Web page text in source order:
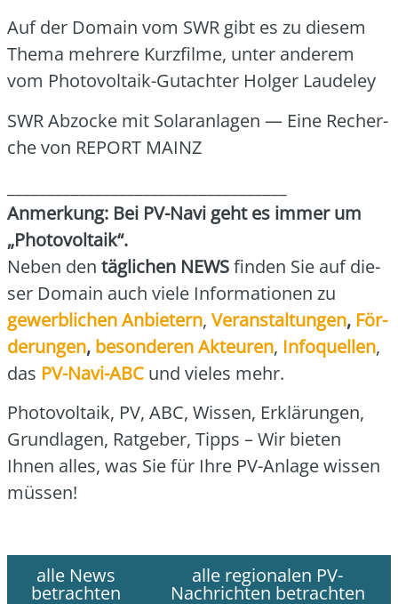
Auf der Domain vom SWR gibt es zu die­sem
The­ma meh­re­re Kurz­fil­me, unter ande­rem
vom Pho­to­vol­ta­ik-Gut­ach­ter Hol­ger Lau­de­ley
SWR Abzo­cke mit Solar­an­la­gen — Eine Recher­
che von REPORT MAINZ
Anmer­kung: Bei PV-Navi geht es immer um
„Pho­to­vol­ta­ik“.
Neben den täg­li­chen NEWSfin­den Sie auf die­
ser Domain auch vie­le Infor­ma­tio­nen zu
gewerb­li­chen Anbie­tern, Ver­an­stal­tun­gen, För­
de­run­gen, beson­de­ren Akteu­ren, Info­quel­len,
das PV-Navi-ABC und vie­les mehr.
Pho­to­vol­ta­ik, PV, ABC, Wis­sen, Erklä­run­gen,
Grund­la­gen, Rat­ge­ber, Tipps – Wir bie­ten
Ihnen alles, was Sie für Ihre PV-Anla­ge wis­sen
müs­sen!
alle News
betrachten
alle regionalen PV-
Nachrichten betrachten